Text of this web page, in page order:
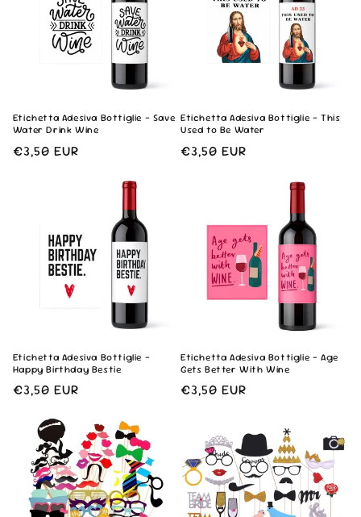
Etichetta Adesiva Bottiglie - Save
Water Drink Wine
Prezzo
€3,50 EUR
Etichetta Adesiva Bottiglie - This
Used to Be Water
Prezzo
€3,50 EUR
Etichetta Adesiva Bottiglie -
Happy Birthday Bestie
Prezzo
listino
€3,50 EUR
Etichetta Adesiva Bottiglie - Age
Gets Better With Wine
Prezzo
€3,50 EUR